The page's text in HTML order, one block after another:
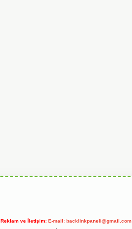
Reklam ve İletişim: E-mail: backlinkpaneli@gmail.com